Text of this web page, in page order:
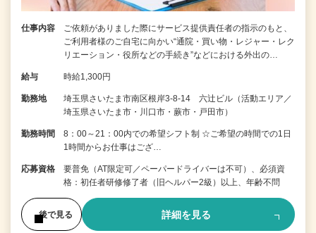
仕事内容
ご依頼がありました際にサービス提供責任者の指示のもと、
ご利用者様のご自宅に向かい“通院・買い物・レジャー・レク
リエーション・役所などの手続き”などにおける外出の…
給与 時給1,300円
勤務地
埼玉県さいたま市南区根岸3-8-14 六辻ビル（活動エリア／
埼玉県さいたま市・川口市・蕨市・戸田市）
勤務時間
8：00～21：00内での希望シフト制 ☆ご希望の時間での1日
1時間からお仕事はござ…
応募資格
要普免（AT限定可／ペーパードライバーは不可）、必須資
格：初任者研修修了者（旧ヘルパー2級）以上、年齢不問
後で見る 詳細を見る